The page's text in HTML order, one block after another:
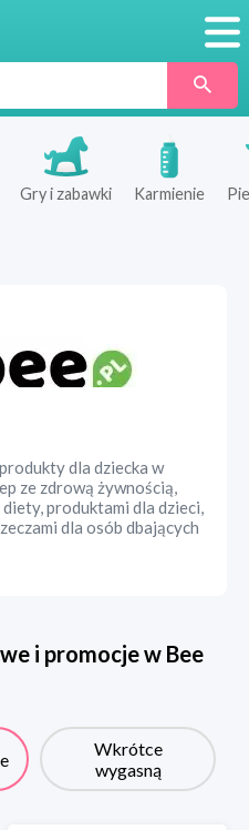
Gry i zabawki Karmienie
dla dziecka w
ze zdrową żywnością,
produktami dla dzieci,
dla osób dbających
i promocje w Bee
Wkrótce
wygasną